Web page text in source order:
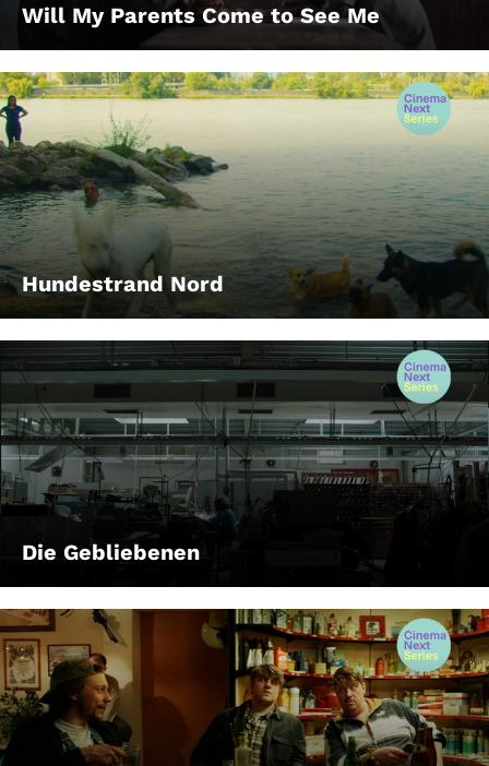
Will My Parents Come to See Me
Hundestrand Nord
Die Gebliebenen